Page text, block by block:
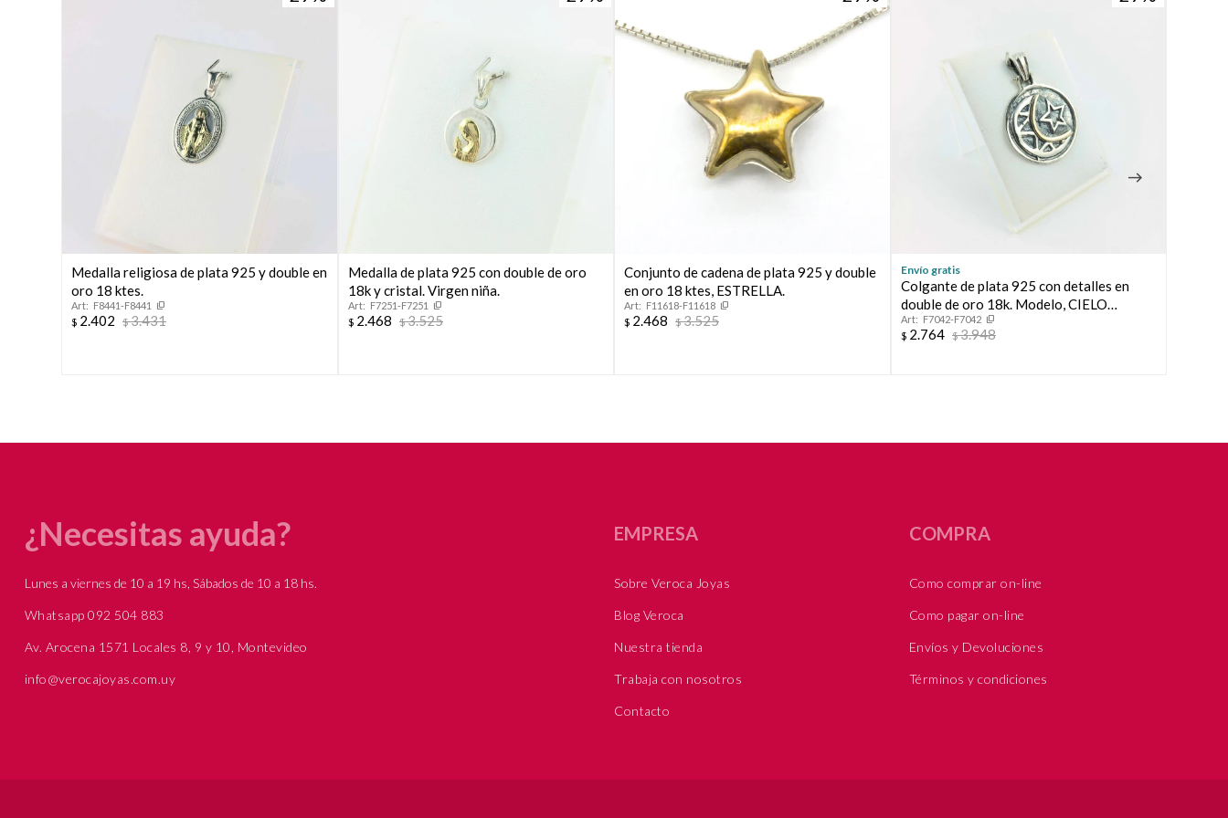
Medalla religiosa de plata 925 y double en
oro 18 ktes.
F8441-F8441
$ 2.402 $3.431
Medalla de plata 925 con double de oro
18k y cristal. Virgen niña.
F7251-F7251
$ 2.468 $3.525
Conjunto de cadena de plata 925 y double
en oro 18 ktes, ESTRELLA.
F11618-F11618
$ 2.468 $3.525
Envío gratis
Colgante de plata 925 con detalles en
double de oro 18k. Modelo, CIELO
NOCTURNO-
F7042-F7042
$ 2.764 $3.948
¿Necesitas ayuda?
Lunes a viernes de 10 a 19 hs, Sábados de 10 a 18 hs.
Whatsapp 092 504 883
Av. Arocena 1571 Locales 8, 9 y 10, Montevideo
info@verocajoyas.com.uy
EMPRESA
Sobre Veroca Joyas
Blog Veroca
Nuestra tienda
Trabaja con nosotros
Contacto
COMPRA
Como comprar on-line
Como pagar on-line
Envíos y Devoluciones
Términos y condiciones
Año
* sujeto a aprobación crediticia. El monto disponible puede
variar por comercio